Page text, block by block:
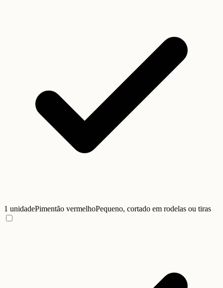
1 unidadePimentão vermelhoPequeno, cortado em rodelas ou tiras